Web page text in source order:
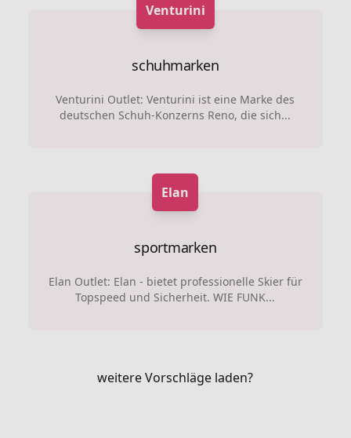
Venturini
schuhmarken
Venturini Outlet: Venturini ist eine Marke des
deutschen Schuh-Konzerns Reno, die sich...
Elan
sportmarken
Elan Outlet: Elan - bietet professionelle Skier für
Topspeed und Sicherheit. WIE FUNK...
weitere Vorschläge laden?